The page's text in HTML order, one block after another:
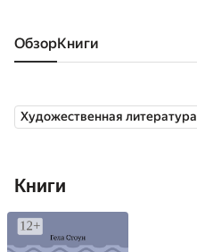
Обзор книги
Художественная литература
Книги